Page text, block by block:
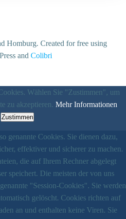
Homburg. Created for free using
and Colibri
Wählen Sie "Zustimmen", um
zu akzeptieren. Mehr Informationen
Zustimmen
genannte Cookies. Sie dienen dazu,
effektiver und sicherer zu machen.
die auf Ihrem Rechner abgelegt
speichert. Die meisten der von uns
"Session-Cookies". Sie werden
gelöscht. Cookies richten auf
an und enthalten keine Viren. Sie